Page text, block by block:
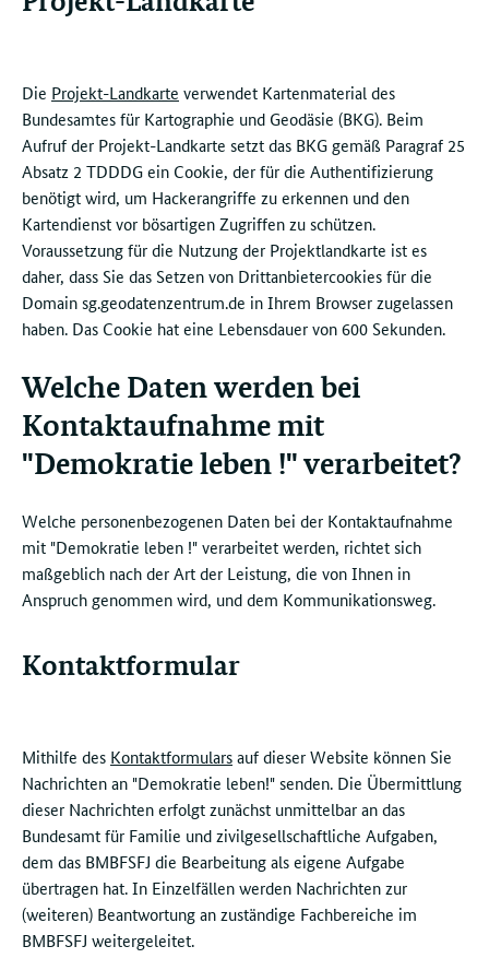
Die Projekt-Landkarte verwendet Kartenmaterial des
Bundesamtes für Kartographie und Geodäsie (BKG). Beim
Aufruf der Projekt-Landkarte setzt das BKG gemäß Paragraf 25
Absatz 2 TDDDG ein Cookie, der für die Authentifizierung
benötigt wird, um Hackerangriffe zu erkennen und den
Kartendienst vor bösartigen Zugriffen zu schützen.
Voraussetzung für die Nutzung der Projektlandkarte ist es
daher, dass Sie das Setzen von Drittanbietercookies für die
Domain sg.geodatenzentrum.de in Ihrem Browser zugelassen
haben. Das Cookie hat eine Lebensdauer von 600 Sekunden.
Welche Daten werden bei
Kontaktaufnahme mit
"Demokratie leben !" verarbeitet?
Welche personenbezogenen Daten bei der Kontaktaufnahme
mit "Demokratie leben !" verarbeitet werden, richtet sich
maßgeblich nach der Art der Leistung, die von Ihnen in
Anspruch genommen wird, und dem Kommunikationsweg.
Kontaktformular
Mithilfe des Kontaktformularsauf dieser Website können Sie
Nachrichten an "Demokratie leben!" senden. Die Übermittlung
dieser Nachrichten erfolgt zunächst unmittelbar an das
Bundesamt für Familie und zivilgesellschaftliche Aufgaben,
dem das BMBFSFJ die Bearbeitung als eigene Aufgabe
übertragen hat. In Einzelfällen werden Nachrichten zur
(weiteren) Beantwortung an zuständige Fachbereiche im
BMBFSFJ weitergeleitet.